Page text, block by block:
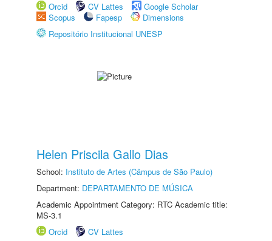
Orcid
CV Lattes
Google Scholar
Scopus
Fapesp
Dimensions
Repositório Institucional UNESP
Helen Priscila Gallo Dias
School: Instituto de Artes (Câmpus de São Paulo)
Department: DEPARTAMENTO DE MÚSICA
Academic Appointment Category: RTC Academic title:
MS-3.1
Orcid
CV Lattes